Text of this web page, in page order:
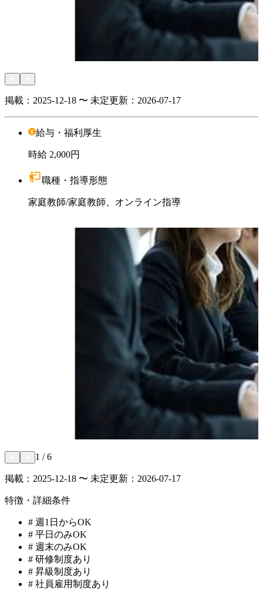
掲載： 2025-12-18 〜 未定更新： 2026-07-17
給与・福利厚生
時給 2,000円
職種・指導形態
家庭教師/家庭教師、オンライン指導
1 /6
掲載： 2025-12-18 〜 未定更新： 2026-07-17
特徴・詳細条件
# 週1日からOK
# 平日のみOK
# 週末のみOK
# 研修制度あり
# 昇級制度あり
# 社員雇用制度あり